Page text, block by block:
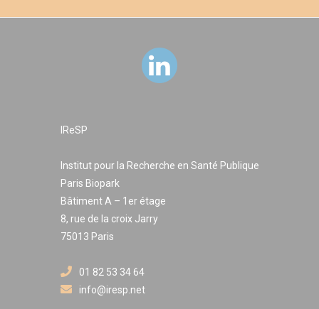
IReSP
Institut pour la Recherche en Santé Publique
Paris Biopark
Bâtiment A – 1er étage
8, rue de la croix Jarry
75013 Paris
01 82 53 34 64
info@iresp.net